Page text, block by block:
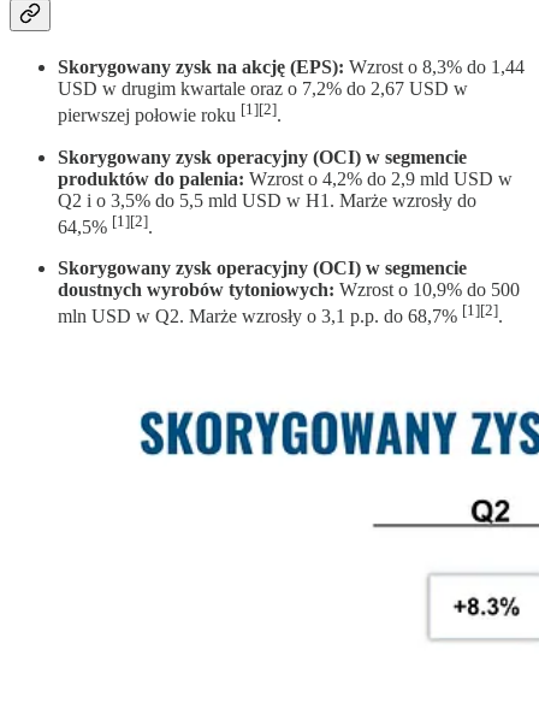
Skorygowany zysk na akcję (EPS): Wzrost o 8,3% do 1,44
USD w drugim kwartale oraz o 7,2% do 2,67 USD w
pierwszej połowie roku [1][2].
Skorygowany zysk operacyjny (OCI) w segmencie
produktów do palenia: Wzrost o 4,2% do 2,9 mld USD w
Q2 i o 3,5% do 5,5 mld USD w H1. Marże wzrosły do
64,5% [1][2].
Skorygowany zysk operacyjny (OCI) w segmencie
doustnych wyrobów tytoniowych: Wzrost o 10,9% do 500
mln USD w Q2. Marże wzrosły o 3,1 p.p. do 68,7% [1][2].